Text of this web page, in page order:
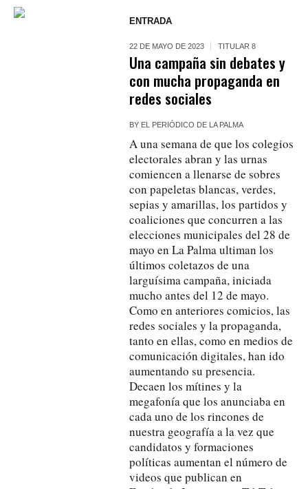
ENTRADA
22 DE MAYO DE 2023 TITULAR 8
Una campaña sin debates y
con mucha propaganda en
redes sociales
BY EL PERIÓDICO DE LA PALMA
A una semana de que los colegios
electorales abran y las urnas
comiencen a llenarse de sobres
con papeletas blancas, verdes,
sepias y amarillas, los partidos y
coaliciones que concurren a las
elecciones municipales del 28 de
mayo en La Palma ultiman los
últimos coletazos de una
larguísima campaña, iniciada
mucho antes del 12 de mayo.
Como en anteriores comicios, las
redes sociales y la propaganda,
tanto en ellas, como en medios de
comunicación digitales, han ido
aumentando su presencia.
Decaen los mítines y la
megafonía que los anunciaba en
cada uno de los rincones de
nuestra geografía a la vez que
candidatos y formaciones
políticas aumentan el número de
videos que publican en